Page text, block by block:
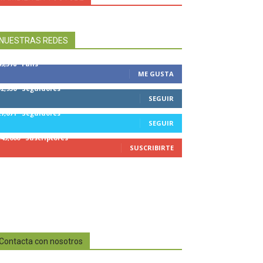
NUESTRAS REDES
Fans
ME GUSTA
Seguidores
SEGUIR
Seguidores
SEGUIR
Suscriptores
SUSCRIBIRTE
con nosotros